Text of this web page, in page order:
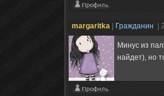
margaritka Гражданин |
Минус из
найдет), но